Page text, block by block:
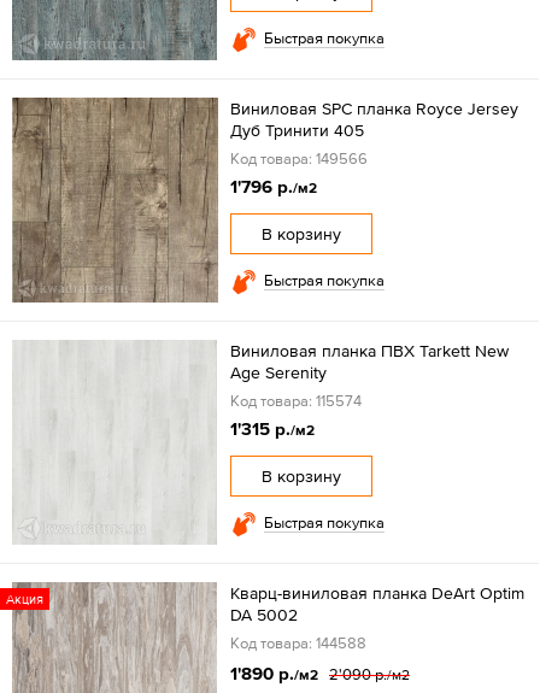
Быстрая покупка
Виниловая SPC планка Royce Jersey
Дуб Тринити 405
Код товара: 149566
1'796 р./м2
В корзину
Быстрая покупка
Виниловая планка ПВХ Tarkett New
Age Serenity
Код товара: 115574
1'315 р./м2
В корзину
Быстрая покупка
Акция
Кварц-виниловая планка DeArt Optim
DA 5002
Код товара: 144588
1'890 р./м2 2'090 р./м2